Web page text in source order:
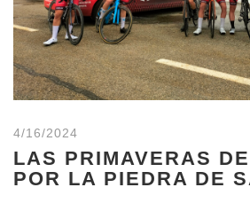
4/16/2024
LAS PRIMAVERAS
POR LA PIEDRA DE